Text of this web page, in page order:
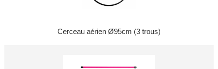
Cerceau aérien Ø95cm (3 trous)